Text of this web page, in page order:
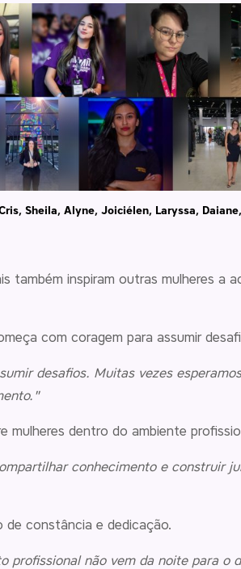
Sheila, Alyne, Joiciélen, Laryssa,
também inspiram outras mulheres a
com coragem para assumir
desafios. Muitas vezes
mulheres dentro do ambiente
conhecimento e construir
de constância e dedicação.
profissional não vem da noite para o